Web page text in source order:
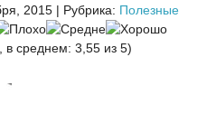
2015 | Рубрика: Полезные
в среднем: 3,55 из 5)